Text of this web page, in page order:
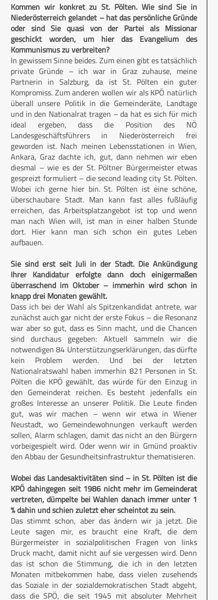
Kommen wir konkret zu St. Pölten. Wie sind Sie in
Niederösterreich gelandet – hat das persönliche Gründe
oder sind Sie quasi von der Partei als Missionar
geschickt worden, um hier das Evangelium des
Kommunismus zu verbreiten?
In gewissem Sinne beides. Zum einen gibt es tatsächlich
private Gründe – ich war in Graz zuhause, meine
Partnerin in Salzburg, da ist St. Pölten ein guter
Kompromiss. Zum anderen wollen wir als KPÖ natürlich
überall unsere Politik in die Gemeinderäte, Landtage
und in den Nationalrat tragen – da hat es sich für mich
ideal ergeben, dass die Position des NÖ
Landesgeschäftsführers in Niederösterreich frei
geworden ist. Nach meinen Lebensstationen in Wien,
Ankara, Graz dachte ich, gut, dann nehmen wir eben
diesmal – wie es der St. Pöltner Bürgermeister etwas
gespreizt formuliert – die second leading city St. Pölten.
Wobei ich gerne hier bin. St. Pölten ist eine schöne,
überschaubare Stadt. Man kann fast alles fußläufig
erreichen, das Arbeitsplatzangebot ist top und wenn
man nach Wien will, ist man in einer halben Stunde
dort. Hier kann man sich schon ein gutes Leben
aufbauen.
Sie sind erst seit Juli in der Stadt. Die Ankündigung
Ihrer Kandidatur erfolgte dann doch einigermaßen
überraschend im Oktober – immerhin wird schon in
knapp drei Monaten gewählt.
Dass ich bei der Wahl als Spitzenkandidat antrete, war
zunächst auch gar nicht der erste Fokus – die Resonanz
war aber so gut, dass es Sinn macht, und die Chancen
sind durchaus gegeben: Aktuell sammeln wir die
notwendigen 84 Unterstützungserklärungen, das dürfte
kein Problem werden. Und bei der letzten
Nationalratswahl haben immerhin 821 Personen in St.
Pölten die KPÖ gewählt, das würde für den Einzug in
den Gemeinderat reichen. Es besteht jedenfalls ein
großes Interesse an unserer Politik. Die Leute finden
gut, was wir machen – wenn wir etwa in Wiener
Neustadt, wo Gemeindewohnungen verkauft werden
sollen, Alarm schlagen, damit das nicht an den Bürgern
vorbeigespielt wird. Oder wenn wir in Gmünd proaktiv
den Abbau der Gesundheitsinfrastruktur thematisieren.
Wobei das Landesaktivitäten sind – in St. Pölten ist die
KPÖ dahingegen seit 1986 nicht mehr im Gemeinderat
vertreten, dümpelte bei Wahlen danach immer unter 1
% dahin und schien zuletzt eher scheintot zu sein.
Das stimmt schon, aber das ändern wir ja jetzt. Die
Leute sagen mir, es braucht eine Kraft, die dem
Bürgermeister in sozialpolitischen Fragen von links
Druck macht, damit nicht auf sie vergessen wird. Denn
das ist schon die Stimmung, die ich in den letzten
Monaten mitbekommen habe, dass vielen zusehends
das Soziale in der sozialdemokratischen Stadt abgeht,
dass die SPÖ, die seit 1945 mit absoluter Mehrheit